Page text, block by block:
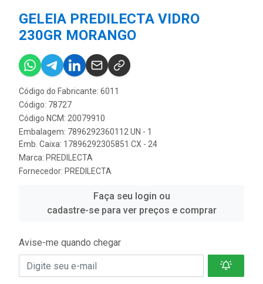
GELEIA PREDILECTA VIDRO
230GR MORANGO
Código do Fabricante: 6011
Código: 78727
Código NCM: 20079910
Embalagem: 7896292360112 UN - 1
Emb. Caixa: 17896292305851 CX - 24
Marca: PREDILECTA
Fornecedor: PREDILECTA
Faça seu login ou
cadastre-se para ver preços e comprar
Avise-me quando chegar